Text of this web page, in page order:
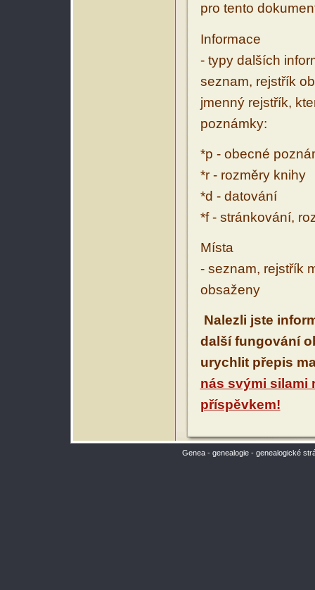
pro tento
Informace
- typy dalších
seznam, rejstřík
jmenný rejstřík,
poznámky:
*p - obecné
*r - rozměry knihy
*d - datování
*f - stránkování,
Místa
- seznam, rejstřík
obsaženy
Nalezli jste
další fungování
urychlit přepis
nás svými silami
příspěvkem!
Genea - genealogie - genealogické